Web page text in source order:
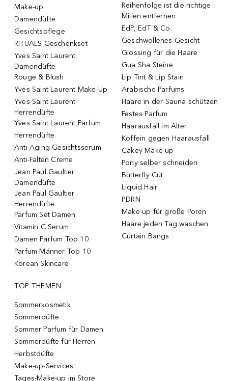
Make-up
Damendüfte
Gesichtspflege
RITUALS Geschenkset
Yves Saint Laurent
Damendüfte
Rouge & Blush
Yves Saint Laurent Make-Up
Yves Saint Laurent
Herrendüfte
Yves Saint Laurent Parfum
Herrendüfte
Anti-Aging Gesichtsserum
Anti-Falten Creme
Jean Paul Gaultier
Damendüfte
Jean Paul Gaultier
Herrendüfte
Parfum Set Damen
Vitamin C Serum
Damen Parfum Top 10
Parfum Männer Top 10
Korean Skincare
Reihenfolge ist die richtige
Milien entfernen
EdP, EdT & Co.
Geschwollenes Gesicht
Glossing für die Haare
Gua Sha Steine
Lip Tint & Lip Stain
Arabische Parfums
Haare in der Sauna schützen
Festes Parfum
Haarausfall im Alter
Koffein gegen Haarausfall
Cakey Make-up
Pony selber schneiden
Butterfly Cut
Liquid Hair
PDRN
Make-up für große Poren
Haare jeden Tag waschen
Curtain Bangs
TOP THEMEN
Sommerkosmetik
Sommerdüfte
Sommer Parfum für Damen
Sommerdüfte für Herren
Herbstdüfte
Make-up-Services
Tages-Make-up im Store